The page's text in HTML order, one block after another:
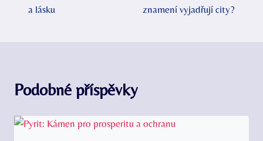
příspěvek
a lásku
znamení vyjadřují city?
Podobné příspěvky